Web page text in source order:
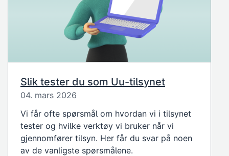
Slik tester du som Uu-tilsynet
04. mars 2026
Vi får ofte spørsmål om hvordan vi i tilsynet
tester og hvilke verktøy vi bruker når vi
gjennomfører tilsyn. Her får du svar på noen
av de vanligste spørsmålene.